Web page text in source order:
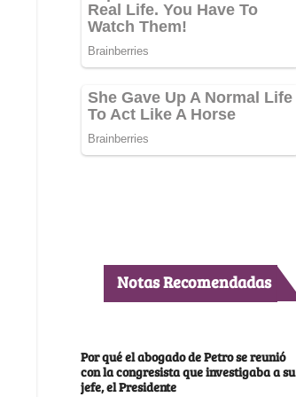
Notas Recomendadas
Por qué el abogado de Petro se reunió
con la congresista que investigaba a su
jefe, el Presidente